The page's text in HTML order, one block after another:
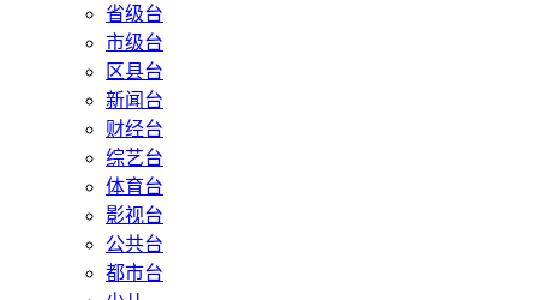
省级台
市级台
区县台
新闻台
财经台
综艺台
体育台
影视台
公共台
都市台